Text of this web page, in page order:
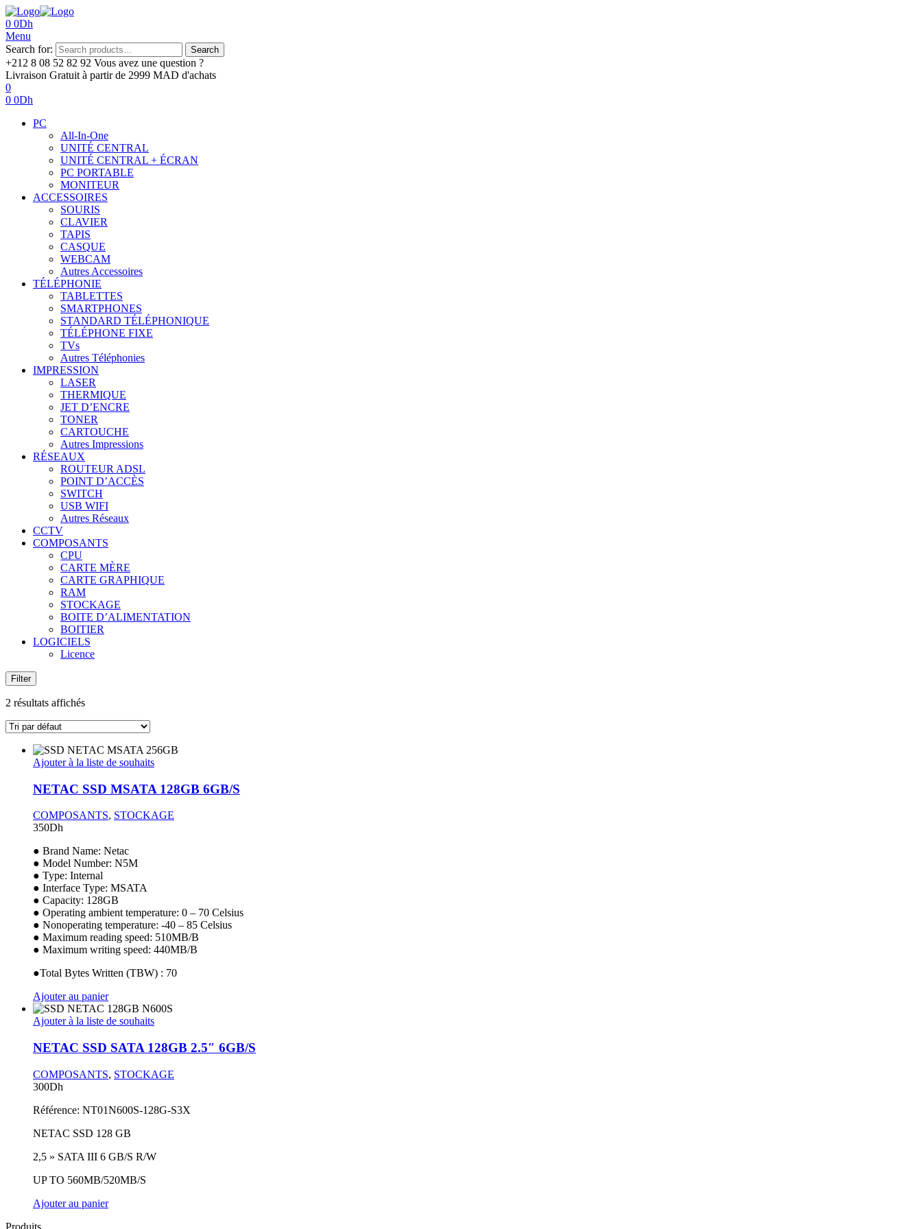
0 0Dh
Menu
Search for:
Search
+212 8 08 52 82 92‬ Vous avez une question ?
Livraison Gratuit à partir de 2999 MAD d'achats
0
0 0Dh
PC
All-In-One
UNITÉ CENTRAL
UNITÉ CENTRAL + ÉCRAN
PC PORTABLE
MONITEUR
ACCESSOIRES
SOURIS
CLAVIER
TAPIS
CASQUE
WEBCAM
Autres Accessoires
TÉLÉPHONIE
TABLETTES
SMARTPHONES
STANDARD TÉLÉPHONIQUE
TÉLÉPHONE FIXE
TVs
Autres Téléphonies
IMPRESSION
LASER
THERMIQUE
JET D’ENCRE
TONER
CARTOUCHE
Autres Impressions
RÉSEAUX
ROUTEUR ADSL
POINT D’ACCÈS
SWITCH
USB WIFI
Autres Réseaux
CCTV
COMPOSANTS
CPU
CARTE MÈRE
CARTE GRAPHIQUE
RAM
STOCKAGE
BOITE D’ALIMENTATION
BOITIER
LOGICIELS
Licence
Filter
2 résultats affichés
Ajouter à la liste de souhaits
NETAC SSD MSATA 128GB 6GB/S
COMPOSANTS, STOCKAGE
350Dh
● Brand Name: Netac
● Model Number: N5M
● Type: Internal
● Interface Type: MSATA
● Capacity: 128GB
● Operating ambient temperature: 0 – 70 Celsius
● Nonoperating temperature: -40 – 85 Celsius
● Maximum reading speed: 510MB/B
● Maximum writing speed: 440MB/B
●Total Bytes Written (TBW) : 70
Ajouter au panier
Ajouter à la liste de souhaits
NETAC SSD SATA 128GB 2.5″ 6GB/S
COMPOSANTS, STOCKAGE
300Dh
Référence: NT01N600S-128G-S3X
NETAC SSD 128 GB
2,5 » SATA III 6 GB/S R/W
UP TO 560MB/520MB/S
Ajouter au panier
Produits